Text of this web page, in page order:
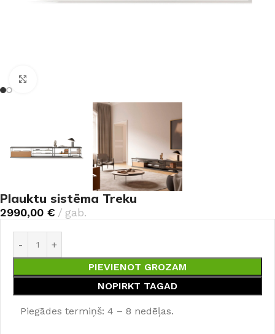
Plauktu sistēma Treku
2990,00 € gab.
PIEVIENOT GROZAM
NOPIRKT TAGAD
Piegādes termiņš: 4 – 8 nedēļas.